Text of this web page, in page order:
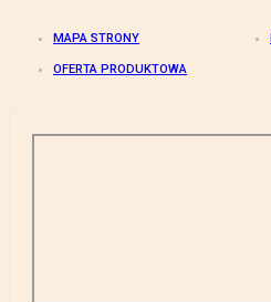
MAPA STRONY
OFERTA PRODUKTOWA